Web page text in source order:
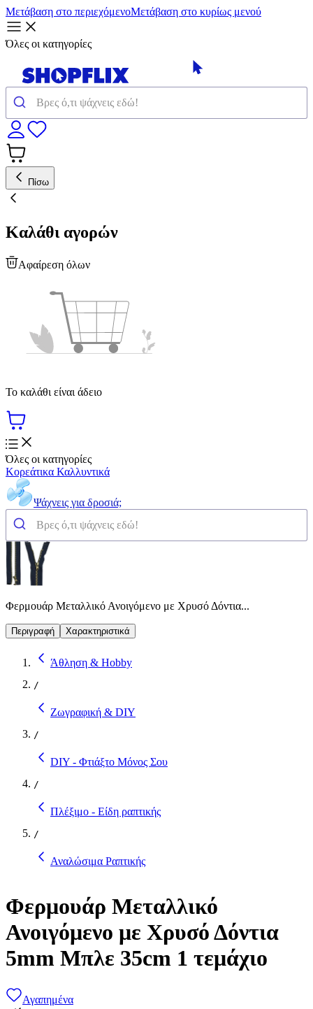
Μετάβαση στο περιεχόμενοΜετάβαση στο κυρίως μενού
Όλες οι κατηγορίες
Πίσω
Καλάθι αγορών
Αφαίρεση όλων
Το καλάθι είναι άδειο
Όλες οι κατηγορίες
Κορεάτικα Καλλυντικά
Ψάχνεις για δροσιά;
Φερμουάρ Μεταλλικό Ανοιγόμενο με Χρυσό Δόντια...
Περιγραφή Χαρακτηριστικά
Άθληση & Hobby
/
Ζωγραφική & DIY
/
DIY - Φτιάξτο Μόνος Σου
/
Πλέξιμο - Είδη ραπτικής
/
Αναλώσιμα Ραπτικής
Φερμουάρ Μεταλλικό
Ανοιγόμενο με Χρυσό Δόντια
5mm Μπλε 35cm 1 τεμάχιο
Αγαπημένα